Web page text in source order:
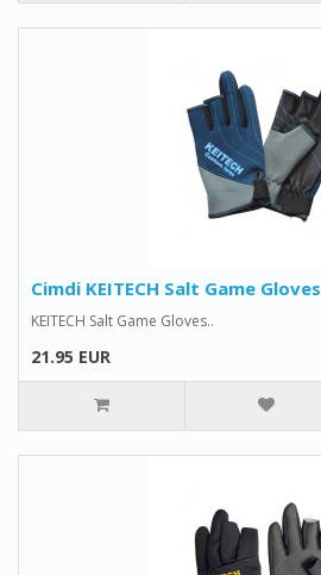
Cimdi KEITECH Salt Game Gloves
KEITECH Salt Game Gloves..
21.95 EUR